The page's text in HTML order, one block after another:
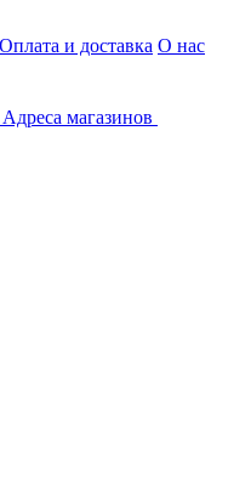
Оплата и доставка О нас
Адреса магазинов